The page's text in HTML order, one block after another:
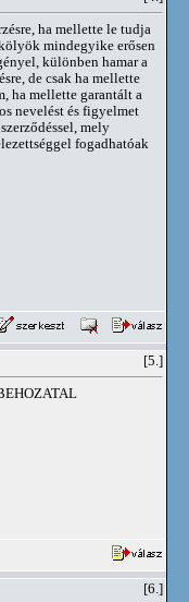
ha mellette le tudja
mindegyike erősen
különben hamar a
de csak ha mellette
ha mellette garantált a
nevelést és figyelmet
mely
fogadhatóak
[5.]
[6.]